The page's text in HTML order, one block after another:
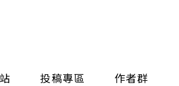
投稿專區 作者群